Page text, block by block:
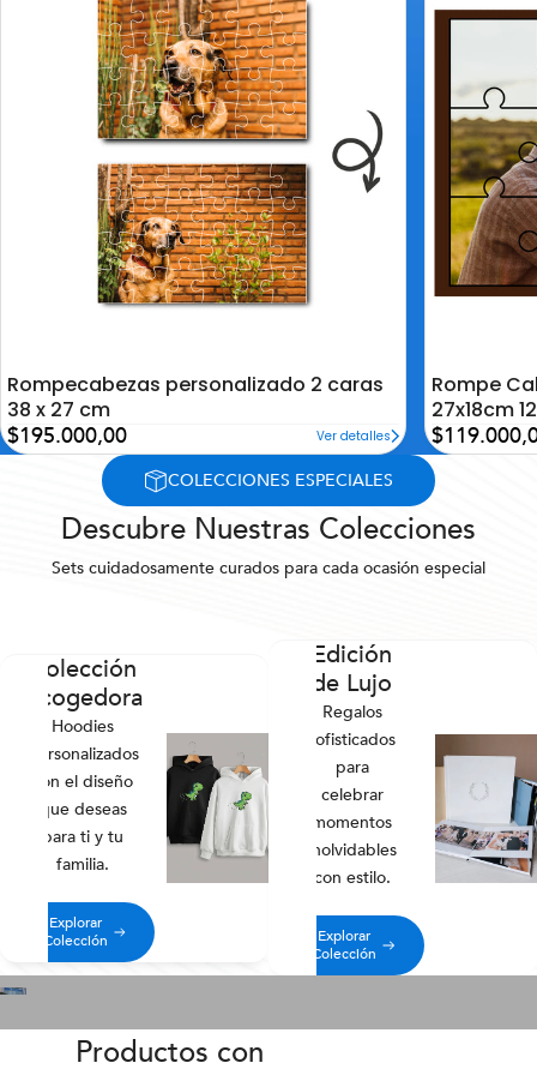
Rompecabezas personalizado 2 caras
38 x 27 cm
Precio
de
$195.000,00 Ver detalles
la
deseos
Rompe
27x18cm
Precio
de
oferta
COLECCIONES ESPECIALES
Descubre Nuestras Colecciones
Sets cuidadosamente curados para cada ocasión especial
Colección
Acogedora
Hoodies
personalizados
con el diseño
que deseas
para ti y tu
familia.
Explorar
Colección
Edición
de Lujo
Regalos
sofisticados
para
celebrar
momentos
inolvidables
con estilo.
Explorar
Colección
Productos con